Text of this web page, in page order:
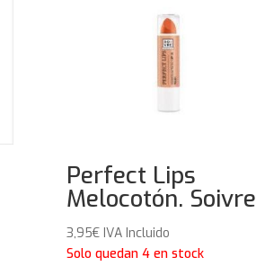
Perfect Lips
Melocotón. Soivre
3,95€ IVA Incluido
Solo quedan 4 en stock